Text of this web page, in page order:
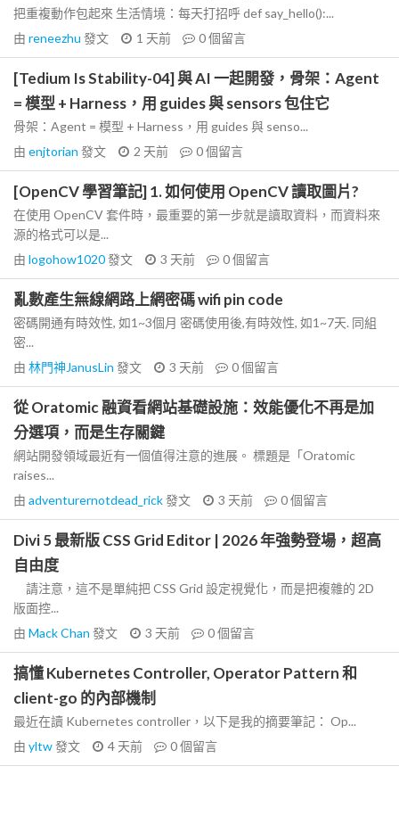
把重複動作包起來 生活情境：每天打招呼 def say_hello():...
由 reneezhu 發文 1 天前 0個留言
[Tedium Is Stability-04] 與 AI 一起開發，骨架：Agent
= 模型 + Harness，用 guides 與 sensors 包住它
骨架：Agent = 模型 + Harness，用 guides 與 senso...
由 enjtorian 發文 2 天前 0個留言
[OpenCV 學習筆記] 1. 如何使用 OpenCV 讀取圖片?
在使用 OpenCV 套件時，最重要的第一步就是讀取資料，而資料來
源的格式可以是...
由 logohow1020發文 3 天前 0個留言
亂數產生無線網路上網密碼 wifi pin code
密碼開通有時效性, 如1~3個月 密碼使用後,有時效性, 如1~7天. 同組
密...
由 林門神JanusLin 發文 3 天前 0個留言
從 Oratomic 融資看網站基礎設施：效能優化不再是加
分選項，而是生存關鍵
網站開發領域最近有一個值得注意的進展。 標題是「Oratomic
raises...
由 adventurernotdead_rick發文 3 天前 0個留言
Divi 5 最新版 CSS Grid Editor | 2026 年強勢登場，超高
自由度
請注意，這不是單純把 CSS Grid 設定視覺化，而是把複雜的 2D
版面控...
由 Mack Chan 發文 3 天前 0個留言
搞懂 Kubernetes Controller, Operator Pattern 和
client-go 的內部機制
最近在讀 Kubernetes controller，以下是我的摘要筆記： Op...
由 yltw發文 4 天前 0個留言